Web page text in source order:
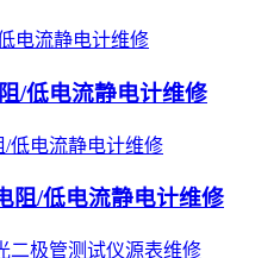
/低电流静电计维修
阻/低电流静电计维修